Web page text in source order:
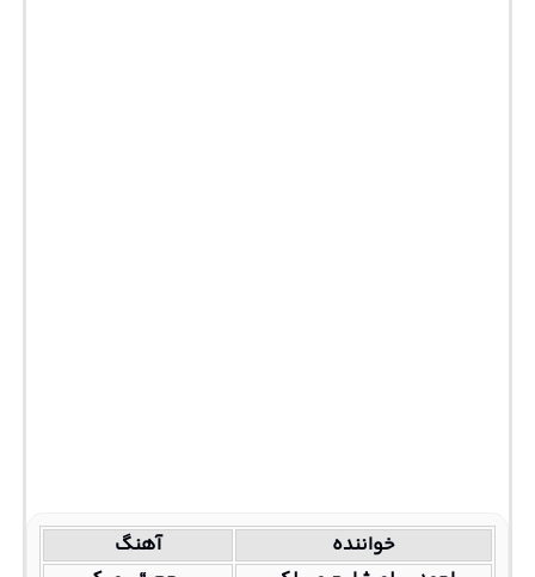
خواننده
آهنگ